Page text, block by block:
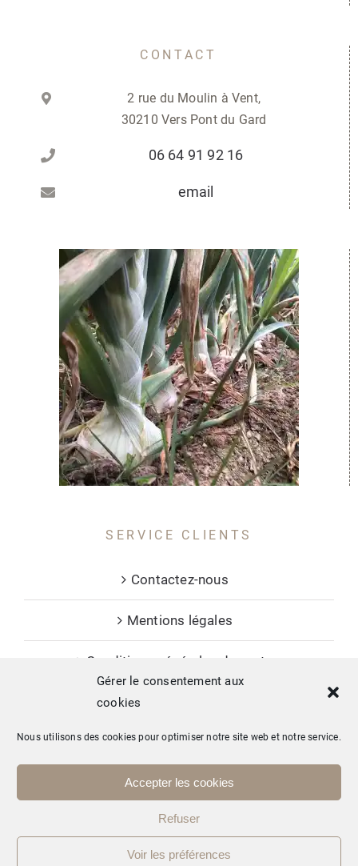
Gérer le consentement aux
cookies
Nous utilisons des cookies pour optimiser notre site web et notre service.
Accepter les cookies
Refuser
Voir les préférences
CONTACT
2 rue du Moulin à Vent,
30210 Vers Pont du Gard
06 64 91 92 16
email
SERVICE CLIENTS
Contactez-nous
Mentions légales
Conditions générales de vente
Studio Ekodesign